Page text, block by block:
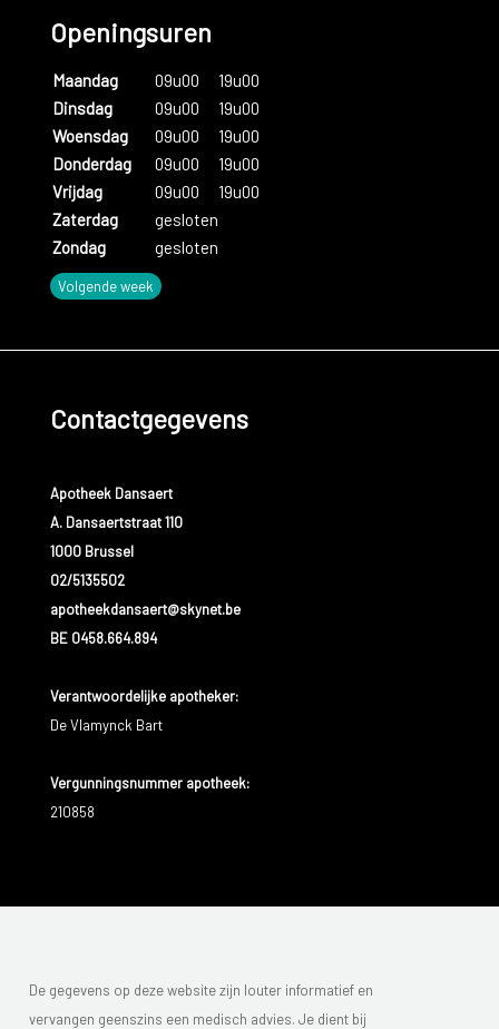
laten verdwijnen. Met bepaalde geneesmiddelen kan een
uitbreiding van een aanval wel voorkomen worden en kan de
duur van de aanval verkort worden. Voor meer informatie
raadpleeg je best je arts.
Openingsuren
Maandag 09u00
19u00
Dinsdag
09u00
19u00
Woensdag
09u00
19u00
Donderdag
09u00
19u00
Vrijdag
09u00
19u00
Zaterdag
gesloten
Zondag
gesloten
Volgende week
Contactgegevens
Apotheek Dansaert
A. Dansaertstraat 110
1000 Brussel
02/5135502
apotheekdansaert@skynet.be
BE 0458.664.894
Verantwoordelijke apotheker:
De Vlamynck Bart
Vergunningsnummer apotheek:
210858
De gegevens op deze website zijn louter informatief en
vervangen geenszins een medisch advies. Je dient bij